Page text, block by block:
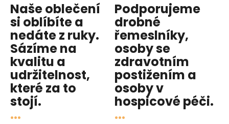
Naše oblečení
si oblíbíte a
nedáte z ruky.
Sázíme na
kvalitu a
udržitelnost,
které za to
stojí.
...
Podporujeme
drobné
řemeslníky,
osoby se
zdravotním
postižením a
osoby v
hospicové péči.
...